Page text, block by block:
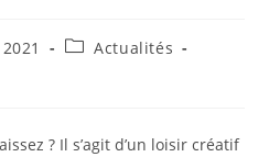
PostActualités
? Il s’agit d’un loisir créatif